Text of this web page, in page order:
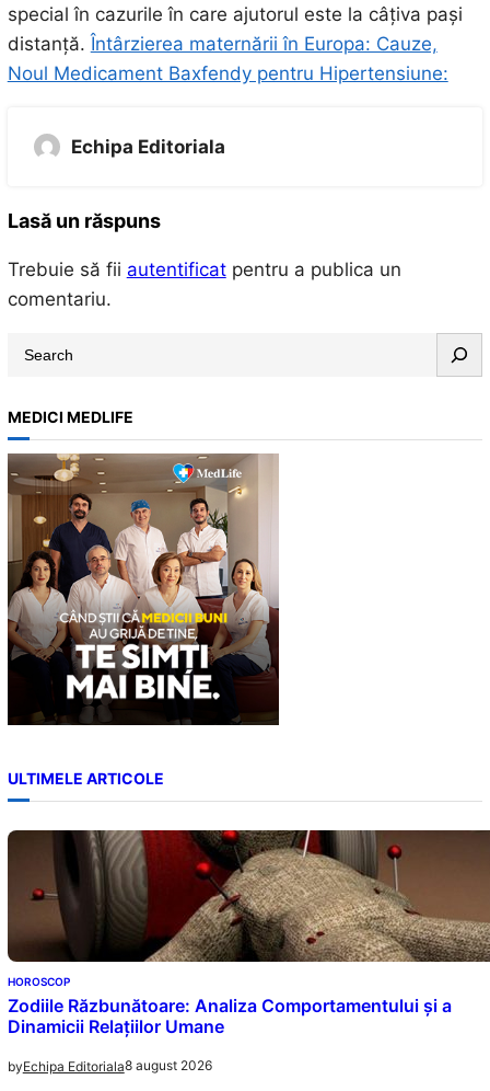
special în cazurile în care ajutorul este la câțiva pași
distanță.Întârzierea maternării în Europa: Cauze,
Noul Medicament Baxfendy pentru Hipertensiune:
Echipa Editoriala
Lasă un răspuns
Trebuie să fii autentificatpentru a publica un
comentariu.
r
c
h
MEDICI MEDLIFE
ULTIMELE ARTICOLE
HOROSCOP
Zodiile Răzbunătoare: Analiza Comportamentului și a
Dinamicii Relațiilor Umane
byEchipa Editoriala8 august 2026